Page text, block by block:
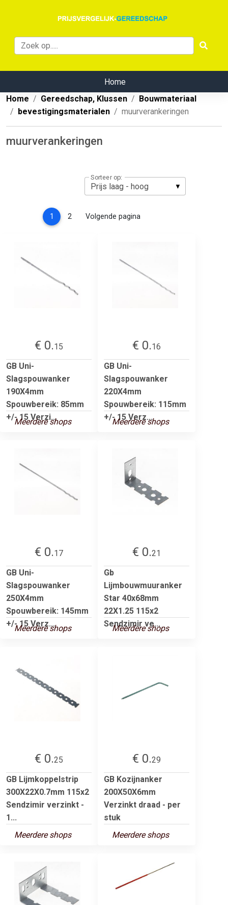
Home
Home
Gereedschap, Klussen
Bouwmateriaal
bevestigingsmaterialen
muurverankeringen
muurverankeringen
Sorteer op:
1 (current)
2 Volgende pagina
€ 0.15
GB Uni-
Slagspouwanker
190X4mm
Spouwbereik: 85mm
+/- 15 Verzi...
Meerdere shops
€ 0.16
GB Uni-
Slagspouwanker
220X4mm
Spouwbereik: 115mm
+/- 15 Verz...
Meerdere shops
€ 0.17
GB Uni-
Slagspouwanker
250X4mm
Spouwbereik: 145mm
+/- 15 Verz...
Meerdere shops
€ 0.21
Gb
Lijmbouwmuuranker
Star 40x68mm
22X1.25 115x2
Sendzimir ve...
Meerdere shops
€ 0.25
GB Lijmkoppelstrip
300X22X0.7mm 115x2
Sendzimir verzinkt -
1...
Meerdere shops
€ 0.29
GB Kozijnanker
200X50X6mm
Verzinkt draad - per
stuk
Meerdere shops